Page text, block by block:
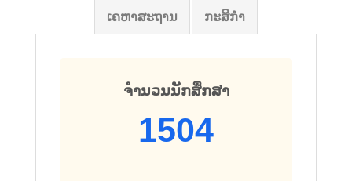
ເຄຫາສະຖານ ກະສິກຳ
ຈຳນວນນັກສຶກສາ
1504